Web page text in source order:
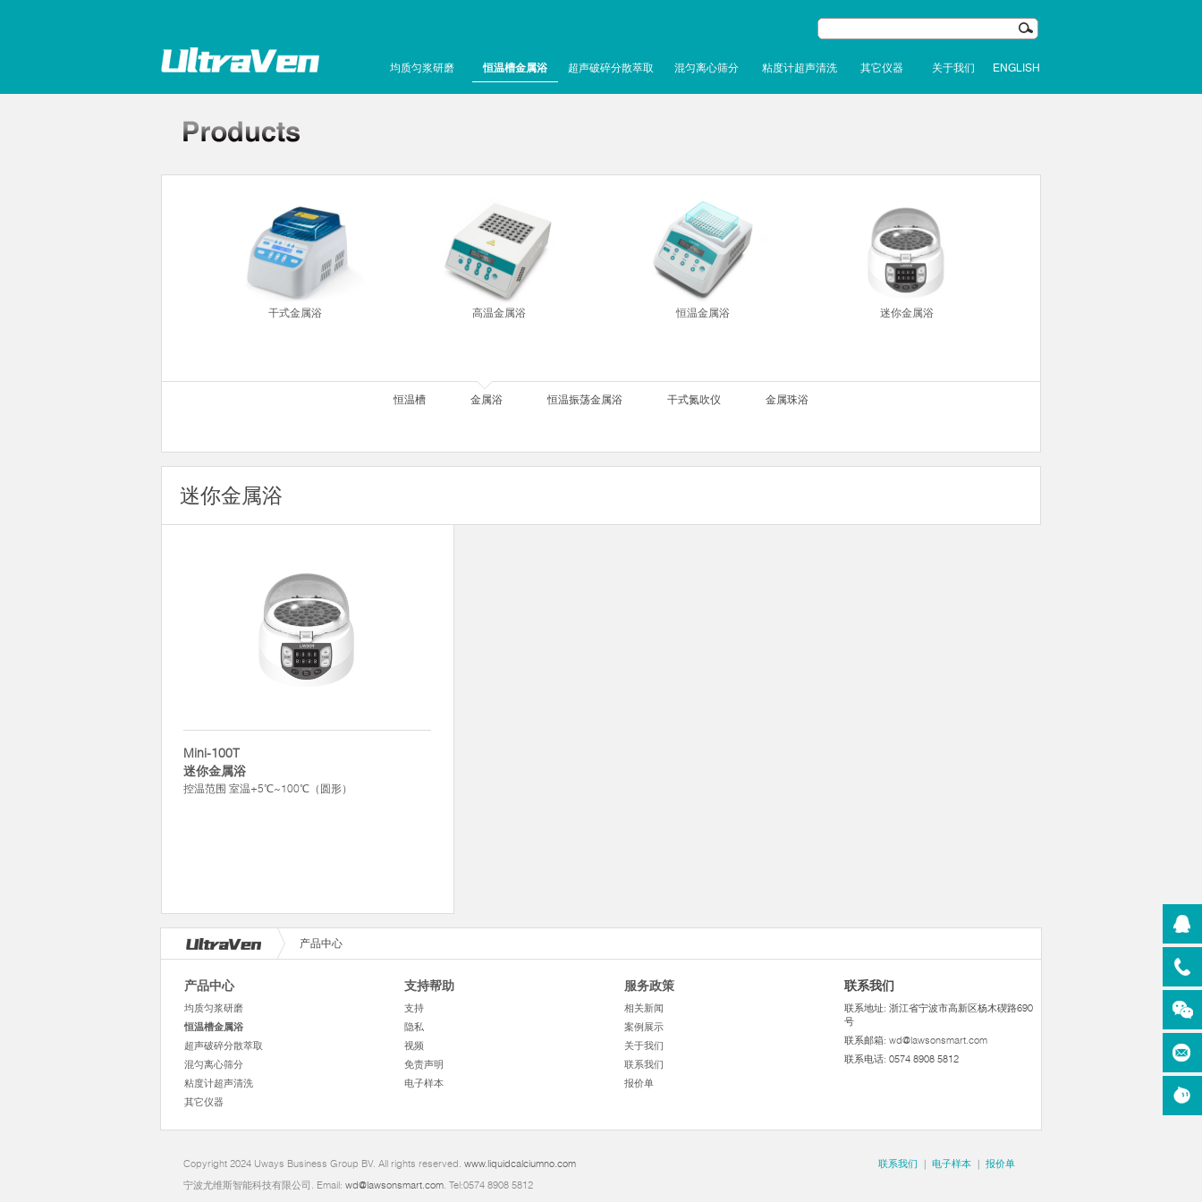
均质匀浆研磨 恒温槽金属浴 超声破碎分散萃取 混匀离心筛分 粘度计超声清洗 其它仪器 关于我们 ENGLISH
干式金属浴 高温金属浴 恒温金属浴 迷你金属浴
恒温槽 金属浴 恒温振荡金属浴 干式氮吹仪 金属珠浴
迷你金属浴
Mini-100T
迷你金属浴
控温范围 室温+5℃~100℃（圆形）
产品中心
产品中心
均质匀浆研磨
恒温槽金属浴
超声破碎分散萃取
混匀离心筛分
粘度计超声清洗
其它仪器
支持帮助
支持
隐私
视频
免责声明
电子样本
服务政策
相关新闻
案例展示
关于我们
联系我们
报价单
联系我们
联系地址: 浙江省宁波市高新区杨木碶路690
号
联系邮箱: wd@lawsonsmart.com
联系电话: 0574 8908 5812
Copyright 2024 Uways Business Group BV. All rights reserved. www.liquidcalciumno.com
宁波尤维斯智能科技有限公司. Email: wd@lawsonsmart.com. Tel:0574 8908 5812
联系我们 | 电子样本 | 报价单